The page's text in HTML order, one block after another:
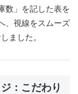
数」を記した表を
、視線をスムーズ
ました。
：こだわり